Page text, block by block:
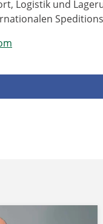
Logistik und